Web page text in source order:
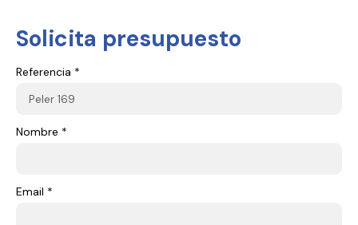
Solicita presupuesto
Referencia *
Nombre *
Email *